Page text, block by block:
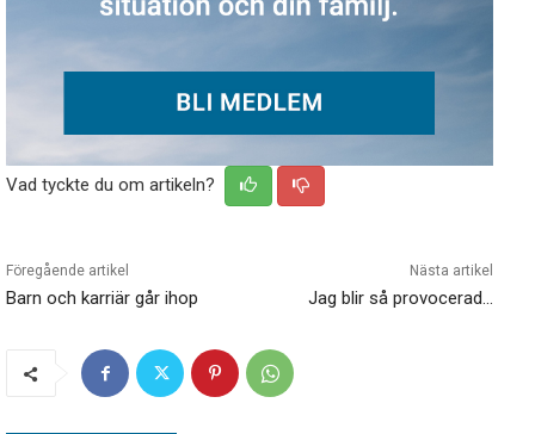
Vad tyckte du om artikeln?
Föregående artikel
Barn och karriär går ihop
Nästa artikel
Jag blir så provocerad…